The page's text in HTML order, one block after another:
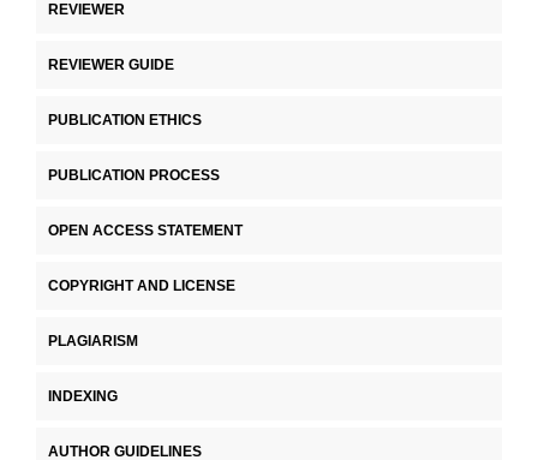
REVIEWER
REVIEWER GUIDE
PUBLICATION ETHICS
PUBLICATION PROCESS
OPEN ACCESS STATEMENT
COPYRIGHT AND LICENSE
PLAGIARISM
INDEXING
AUTHOR GUIDELINES